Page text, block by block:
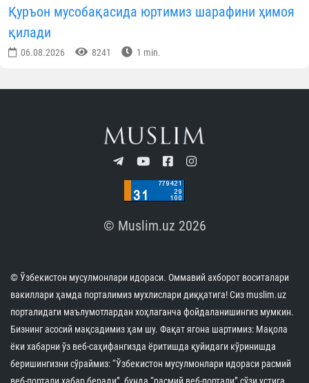
Қуръон мусобақасида юртимиз шарафини ҳимоя
қилади
06.08.2026 8241 1 min.
© Muslim.uz 2026
© Ўзбекистон мусулмонлари идораси. Оммавий ахборот воситалари
вакиллари ҳамда порталимиз мухлислари диққатига! Сиз muslim.uz
порталидаги маълумотлардан хоҳлаганча фойдаланишингиз мумкин.
Бизнинг асосий мақсадимиз ҳам шу. Фақат ягона шартимиз: Мақола
ёки хабарни ўз веб-саҳифангизда ёритишда қуйидаги кўринишда
беришингизни сўраймиз: “Ўзбекистон мусулмонлари идораси расмий